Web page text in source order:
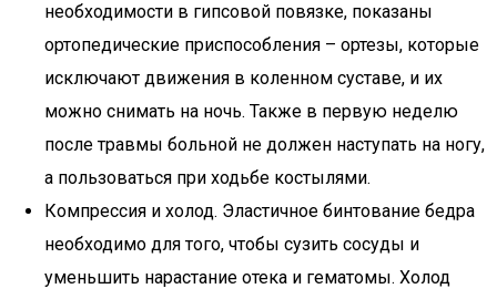
необходимости в гипсовой повязке, показаны
ортопедические приспособления – ортезы, которые
исключают движения в коленном суставе, и их
можно снимать на ночь. Также в первую неделю
после травмы больной не должен наступать на ногу,
а пользоваться при ходьбе костылями.
Компрессия и холод. Эластичное бинтование бедра
необходимо для того, чтобы сузить сосуды и
уменьшить нарастание отека и гематомы. Холод